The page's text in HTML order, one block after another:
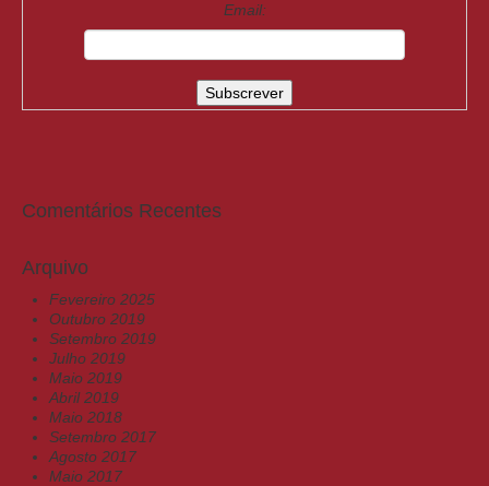
Email:
Comentários Recentes
Arquivo
Fevereiro 2025
Outubro 2019
Setembro 2019
Julho 2019
Maio 2019
Abril 2019
Maio 2018
Setembro 2017
Agosto 2017
Maio 2017